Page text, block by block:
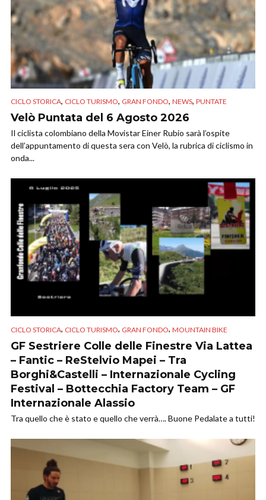
CICLO STORICA, CICLO TURISMO, GRAN FONDO, NEWS, PUNTATE
Velò Puntata del 6 Agosto 2026
Il ciclista colombiano della Movistar Einer Rubio sarà l’ospite
dell’appuntamento di questa sera con Velò, la rubrica di ciclismo in
onda...
CICLO STORICA, CICLO TURISMO, GRAN FONDO, MOUNTAIN BIKE
GF Sestriere Colle delle Finestre Via Lattea
– Fantic – ReStelvio Mapei – Tra
Borghi&Castelli – Internazionale Cycling
Festival – Bottecchia Factory Team – GF
Internazionale Alassio
Tra quello che è stato e quello che verrà…. Buone Pedalate a tutti!